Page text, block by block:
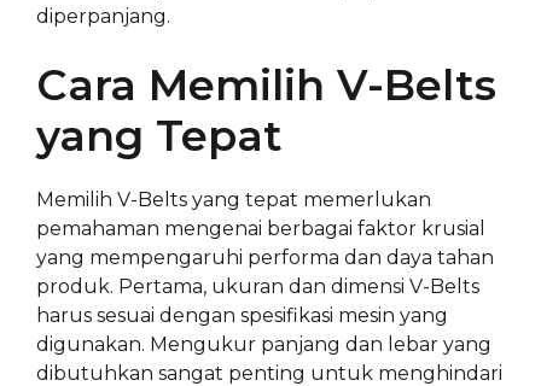
diperpanjang.
Cara Memilih V-Belts
yang Tepat
Memilih V-Belts yang tepat memerlukan
pemahaman mengenai berbagai faktor krusial
yang mempengaruhi performa dan daya tahan
produk. Pertama, ukuran dan dimensi V-Belts
harus sesuai dengan spesifikasi mesin yang
digunakan. Mengukur panjang dan lebar yang
dibutuhkan sangat penting untuk menghindari